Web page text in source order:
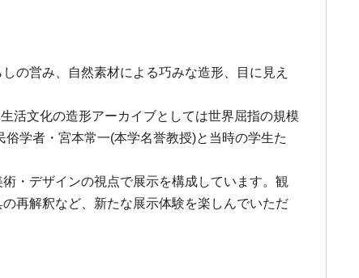
の営み、自然素材による巧みな造形、目に見え
活文化の造形アーカイブとしては世界屈指の規模
学者・宮本常一(本学名誉教授)と当時の学生た
・デザインの視点で展示を構成しています。観
再解釈など、新たな展示体験を楽しんでいただ